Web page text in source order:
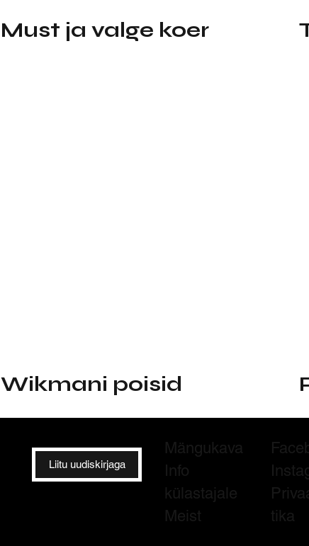
Must ja valge koer
Wikmani poisid
Liitu uudiskirjaga
Mängukava
Info
külastajale
Meist
tika